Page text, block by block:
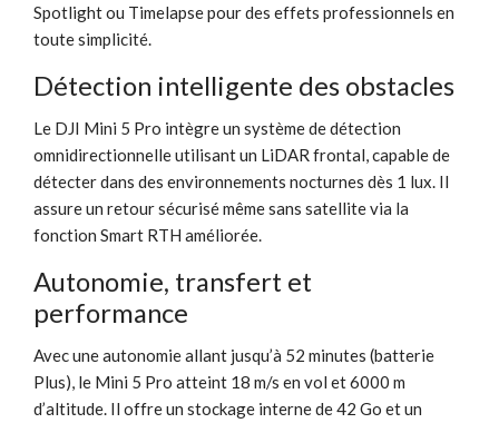
Spotlight ou Timelapse pour des effets professionnels en
toute simplicité.
Détection intelligente des obstacles
Le DJI Mini 5 Pro intègre un système de détection
omnidirectionnelle utilisant un LiDAR frontal, capable de
détecter dans des environnements nocturnes dès 1 lux. Il
assure un retour sécurisé même sans satellite via la
fonction Smart RTH améliorée.
Autonomie, transfert et
performance
Avec une autonomie allant jusqu’à 52 minutes (batterie
Plus), le Mini 5 Pro atteint 18 m/s en vol et 6000 m
d’altitude. Il offre un stockage interne de 42 Go et un